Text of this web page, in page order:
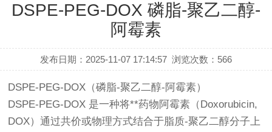
DSPE-PEG-DOX 磷脂-聚乙二醇-
阿霉素
发布日期：2025-11-07 17:14:57 浏览次数： 566
DSPE-PEG-DOX（磷脂-聚乙二醇-阿霉素）
DSPE-PEG-DOX 是一种将**药物阿霉素（Doxorubicin,
DOX）通过共价或物理方式结合于脂质-聚乙二醇分子上